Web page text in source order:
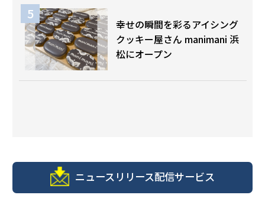
幸せの瞬間を彩るアイシング
クッキー屋さん manimani 浜
松にオープン
ニュースリリース配信サービス